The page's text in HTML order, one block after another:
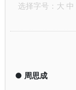
选择字号： 大 中
● 周思成